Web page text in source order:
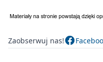
Zaobserwuj nas!